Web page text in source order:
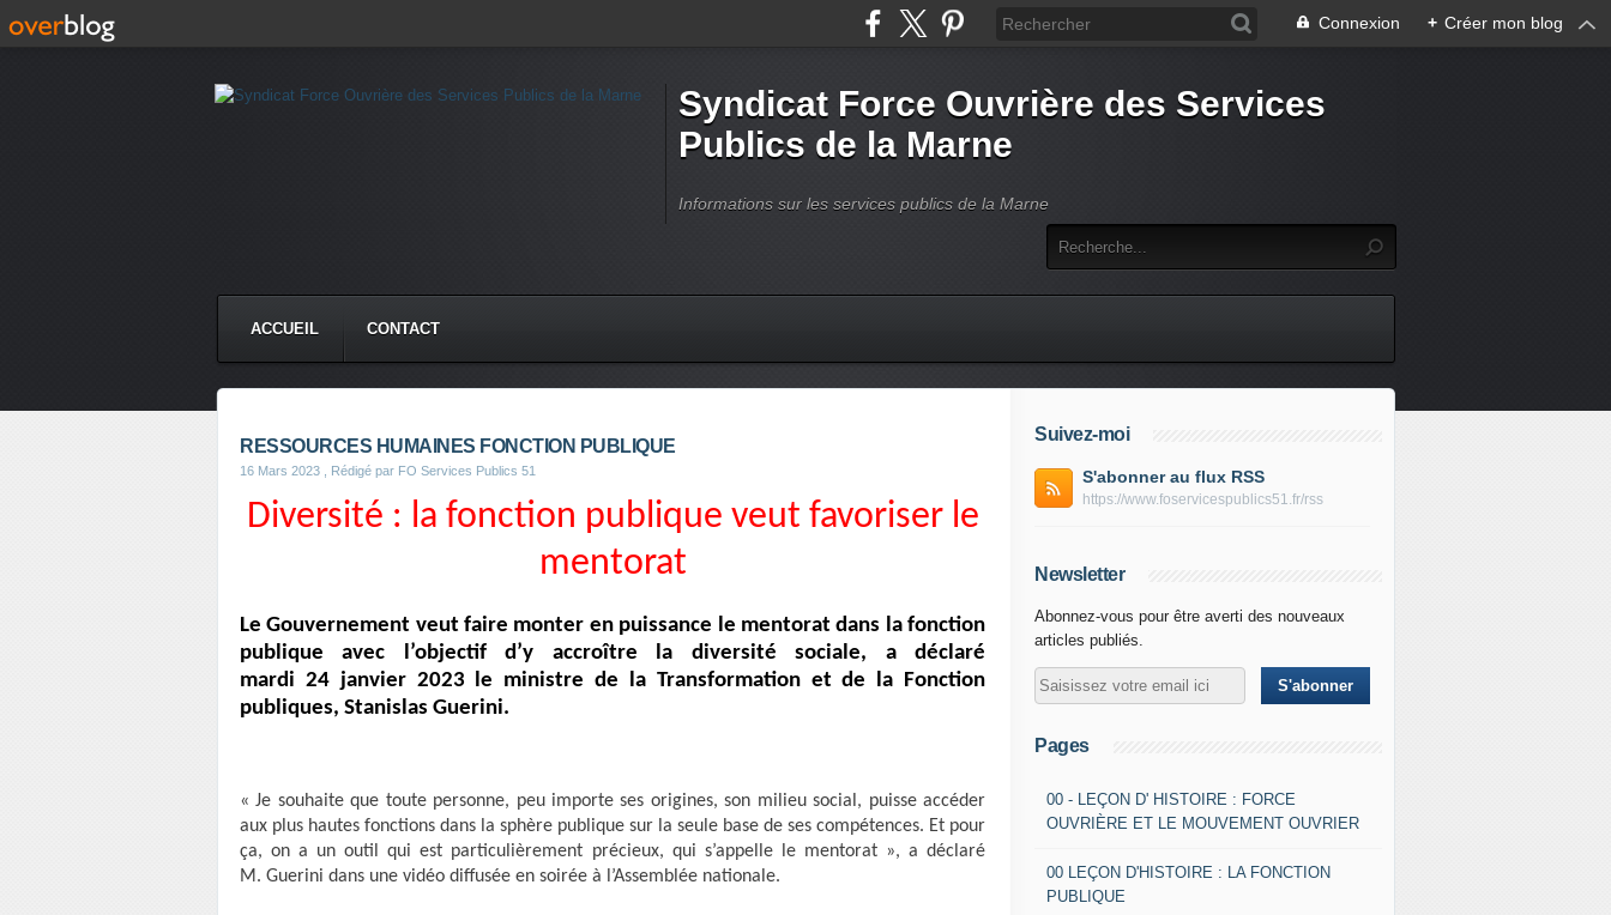
Connexion + Créer mon blog
Syndicat Force Ouvrière des Services
Publics de la Marne
Informations sur les services publics de la Marne
ACCUEIL CONTACT
RESSOURCES HUMAINES FONCTION PUBLIQUE
16 Mars 2023 , Rédigé par FO Services Publics 51
Diversité : la fonction publique veut favoriser le
mentorat
Le Gouvernement veut faire monter en puissance le mentorat dans la fonction
publique avec l’objectif d’y accroître la diversité sociale, a déclaré
mardi 24 janvier 2023 le ministre de la Transformation et de la Fonction
publiques, Stanislas Guerini.
« Je souhaite que toute personne, peu importe ses origines, son milieu social, puisse accéder
aux plus hautes fonctions dans la sphère publique sur la seule base de ses compétences. Et pour
ça, on a un outil qui est particulièrement précieux, qui s’appelle le mentorat », a déclaré
M. Guerini dans une vidéo diffusée en soirée à l’Assemblée nationale.
Suivez-moi
S'abonner au flux RSS
https://www.foservicespublics51.fr/rss
Newsletter
Abonnez-vous pour être averti des nouveaux
articles publiés.
Pages
00 - LEÇON D' HISTOIRE : FORCE
OUVRIÈRE ET LE MOUVEMENT OUVRIER
00 LEÇON D'HISTOIRE : LA FONCTION
PUBLIQUE